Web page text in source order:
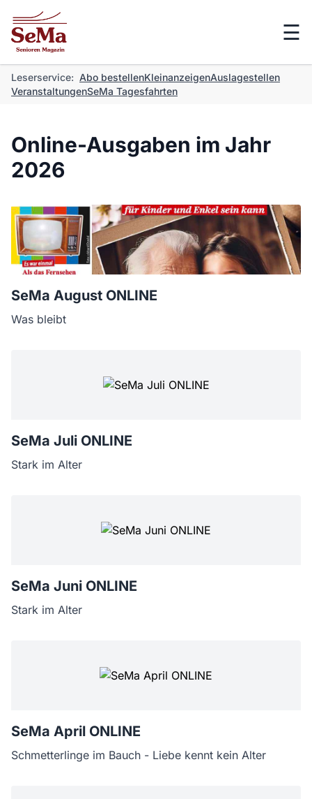
☰
Leserservice: Abo bestellenKleinanzeigenAuslagestellen
VeranstaltungenSeMa Tagesfahrten
Online-Ausgaben im Jahr
2026
SeMa August ONLINE
Was bleibt
SeMa Juli ONLINE
Stark im Alter
SeMa Juni ONLINE
Stark im Alter
SeMa April ONLINE
Schmetterlinge im Bauch - Liebe kennt kein Alter